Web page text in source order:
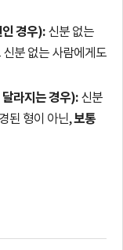
경우): 신분 없는
분 없는 사람에게도
라지는 경우): 신분
된 형이 아닌,보통